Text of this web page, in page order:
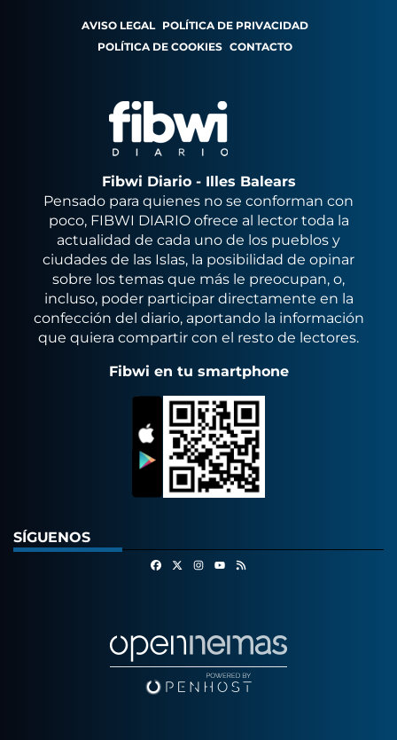
AVISO LEGAL POLÍTICA DE PRIVACIDAD
POLÍTICA DE COOKIES CONTACTO
Fibwi Diario - Illes Balears
Pensado para quienes no se conforman con
poco, FIBWI DIARIO ofrece al lector toda la
actualidad de cada uno de los pueblos y
ciudades de las Islas, la posibilidad de opinar
sobre los temas que más le preocupan, o,
incluso, poder participar directamente en la
confección del diario, aportando la información
que quiera compartir con el resto de lectores.
Fibwi en tu smartphone
SÍGUENOS
FacebookInstagram